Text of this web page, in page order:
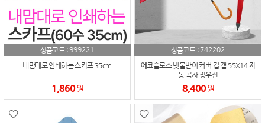
상품코드 :999221
내맘대로 인쇄하는 스카프 35cm
1,860원
상품코드 : 742202
에코슬로스 빗물받이 커버 컵 캡 55X14 자
동 곡자 장우산
8,400원